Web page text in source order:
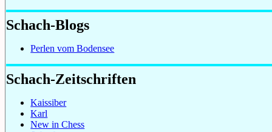
Schach-Blogs
Perlen vom Bodensee
Schach-Zeitschriften
Kaissiber
Karl
New in Chess